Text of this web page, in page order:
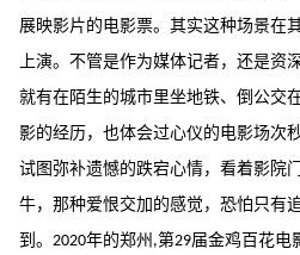
展映影片的电影票。其实这种场景在
上演。不管是作为媒体记者，还是资
就有在陌生的城市里坐地铁、倒公交
影的经历，也体会过心仪的电影场次
试图弥补遗憾的跌宕心情，看着影院
牛，那种爱恨交加的感觉，恐怕只有
到。 2020年的郑州 ,第29届金鸡百花电